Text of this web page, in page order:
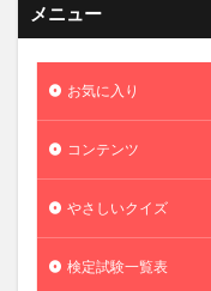
メニュー
お気に入り
コンテンツ
やさしいクイズ
検定試験一覧表